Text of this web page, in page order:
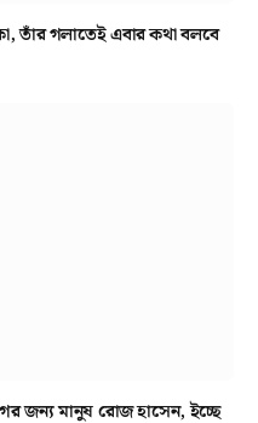
তাঁর গলাতেই এবার কথা বলবে
জন্য মানুষ রোজ হাসেন, ইচ্ছে